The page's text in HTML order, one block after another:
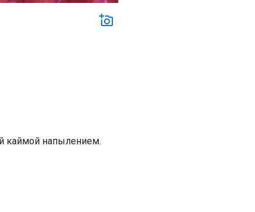
каймой напылением.